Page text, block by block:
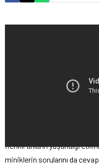
Renkli anların yaşandığı
miniklerin sorularını da